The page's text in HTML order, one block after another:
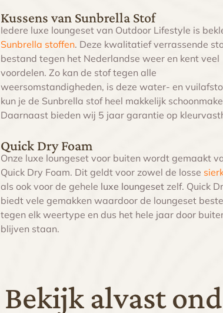
Kussens van Sunbrella Stof
Iedere luxe loungeset van Outdoor Lifestyle is
Sunbrella stoffen. Deze kwalitatief verrassende
bestand tegen het Nederlandse weer en kent veel
voordelen. Zo kan de stof tegen alle
weersomstandigheden, is deze water- en
kun je de Sunbrella stof heel makkelijk
Daarnaast bieden wij 5 jaar garantie op
Quick Dry Foam
Onze luxe loungeset voor buiten wordt gemaakt
Quick Dry Foam. Dit geldt voor zowel de losse
als ook voor de gehele luxe loungesetzelf. Quick
biedt vele gemakken waardoor de loungeset
tegen elk weertype en dus het hele jaar door
blijven staan.
Bekijk alvast